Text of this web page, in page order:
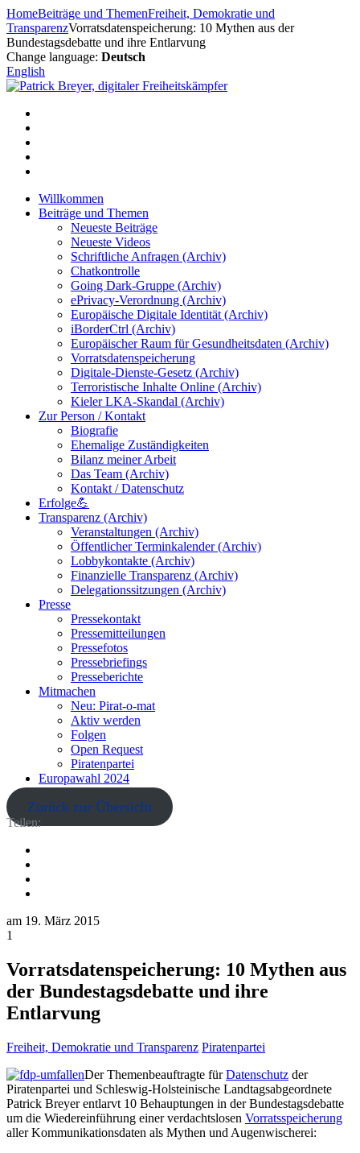
Zum
Inhalt
springen
HomeBeiträge und ThemenFreiheit, Demokratie und
TransparenzVorratsdatenspeicherung: 10 Mythen aus der
Bundestagsdebatte und ihre Entlarvung
Change language: Deutsch
English
Willkommen
Beiträge und Themen
Neueste Beiträge
Neueste Videos
Schriftliche Anfragen (Archiv)
Chatkontrolle
Going Dark-Gruppe (Archiv)
ePrivacy-Verordnung (Archiv)
Europäische Digitale Identität (Archiv)
iBorderCtrl (Archiv)
Europäischer Raum für Gesundheitsdaten (Archiv)
Vorratsdatenspeicherung
Digitale-Dienste-Gesetz (Archiv)
Terroristische Inhalte Online (Archiv)
Kieler LKA-Skandal (Archiv)
Zur Person / Kontakt
Biografie
Ehemalige Zuständigkeiten
Bilanz meiner Arbeit
Das Team (Archiv)
Kontakt / Datenschutz
Erfolge💪
Transparenz (Archiv)
Veranstaltungen (Archiv)
Öffentlicher Terminkalender (Archiv)
Lobbykontakte (Archiv)
Finanzielle Transparenz (Archiv)
Delegationssitzungen (Archiv)
Presse
Pressekontakt
Pressemitteilungen
Pressefotos
Pressebriefings
Presseberichte
Mitmachen
Neu: Pirat-o-mat
Aktiv werden
Folgen
Open Request
Piratenpartei
Europawahl 2024
Zurück zur Übersicht
Teilen:
am 19. März 2015
1
Vorratsdatenspeicherung: 10 Mythen aus
der Bundestagsdebatte und ihre
Entlarvung
Freiheit, Demokratie und Transparenz Piratenpartei
Der Themenbeauftragte fürDatenschutz der
Piratenpartei und Schleswig-Holsteinische Landtagsabgeordnete
Patrick Breyer entlarvt 10 Behauptungen in der Bundestagsdebatte
um die Wiedereinführung einer verdachtslosen Vorratsspeicherung
aller Kommunikationsdaten als Mythen und Augenwischerei: